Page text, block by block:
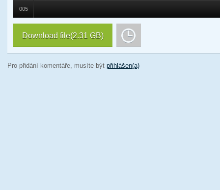
005
Download file(2.31 GB)
Pro přidání komentáře, musíte být přihlášen(a)